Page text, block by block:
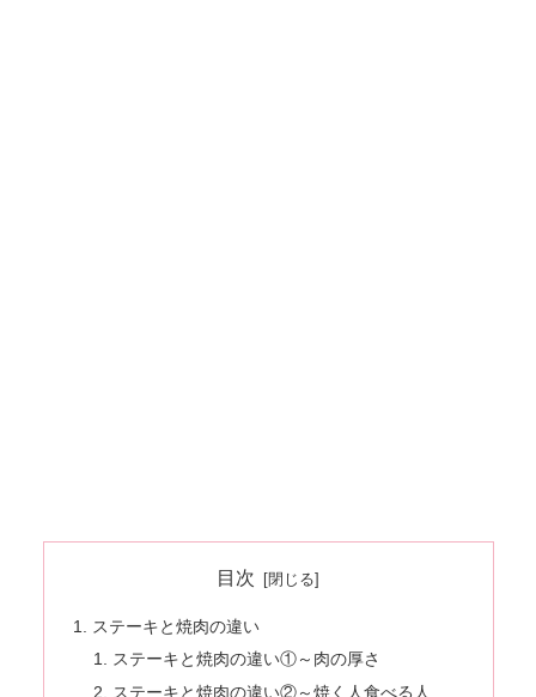
目次
ステーキと焼肉の違い
ステーキと焼肉の違い①～肉の厚さ
ステーキと焼肉の違い②～焼く人食べる人